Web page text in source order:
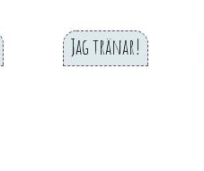
Jag tränar!